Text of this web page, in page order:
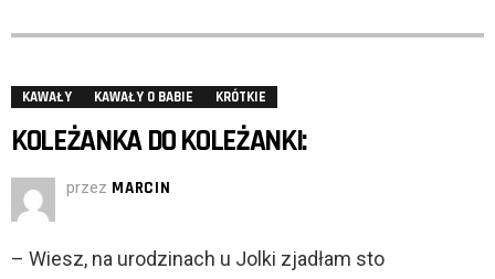
KAWAŁY KAWAŁY O BABIE KRÓTKIE
KOLEŻANKA DO KOLEŻANKI:
przez MARCIN
– Wiesz, na urodzinach u Jolki zjadłam sto